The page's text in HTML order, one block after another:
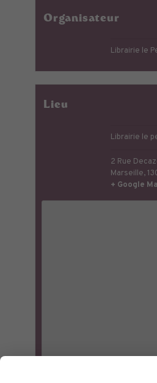
Organisateur
Librairie le
Lieu
Librairie le
2 Rue
Marseille,
+ Google